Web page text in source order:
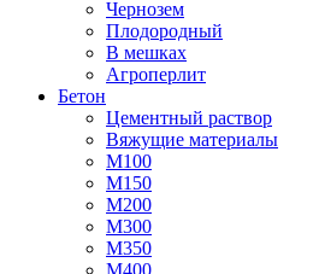
Чернозем
Плодородный
В мешках
Агроперлит
Бетон
Цементный раствор
Вяжущие материалы
М100
М150
М200
М300
М350
М400